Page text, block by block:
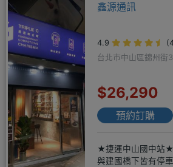
鑫源通訊
4.9
台北市中山區錦州街
$26,290
預約訂購
★捷運中山國中站★
與建國橋下皆有停